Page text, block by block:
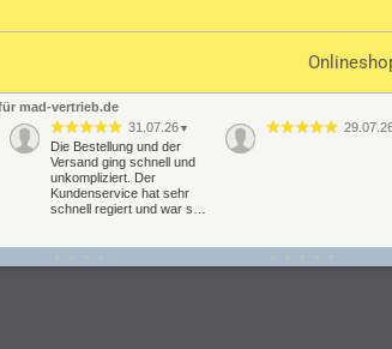
mad-vertrieb.de
31.07.26 ▼
Die Bestellung und der
Versand ging schnell und
unkompliziert. Der
Kundenservice hat sehr
schnell regiert und war s…
▼